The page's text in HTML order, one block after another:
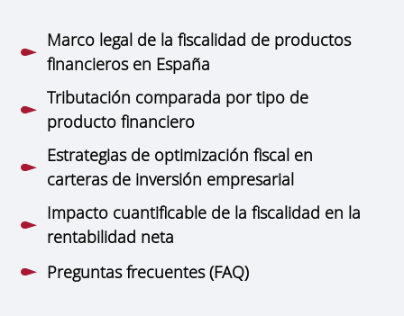
Marco legal de la fiscalidad de productos
financieros en España
Tributación comparada por tipo de
producto financiero
Estrategias de optimización fiscal en
carteras de inversión empresarial
Impacto cuantificable de la fiscalidad en la
rentabilidad neta
Preguntas frecuentes (FAQ)